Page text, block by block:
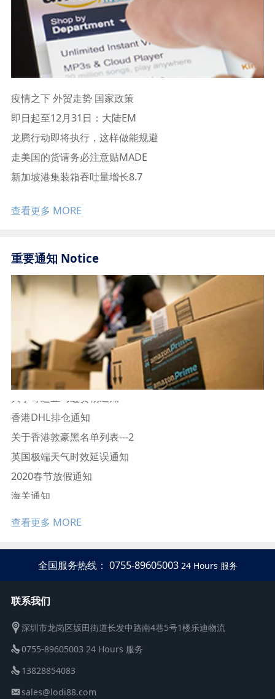
疫情之下 外贸走势 国家政策
即日起至12月31日：大陆EM
龙腾行动即将执行，这样做能规避
走美国的货请务必注意贴MADE
新加坡港集装箱吞吐量增长8.7
查看更多 MORE
重要通知 Notice
2020春节放假通知
海关通知
最新消息：加拿大邮政包裹递送或
发往FBA仓的货物包装不能用黄
大陆TNT通知
香港DHL通知
关于寄运亚马逊货物通知
香港DHL排仓通知
关于香港敦豪黑名单列表---2
英国极端天气时效延误通知
2020春节放假通知
海关通知
最新消息：加拿大邮政包裹递送或
发往FBA仓的货物包装不能用黄
查看更多 MORE
全国服务热线： 0755-89605003 24 Hours 服务
联系我们
深圳市龙岗区坂田街道长发中路南4巷5号1楼乐迪物流
0755-89605003 24 Hours 服务
13828854083
sales@lodi88.com